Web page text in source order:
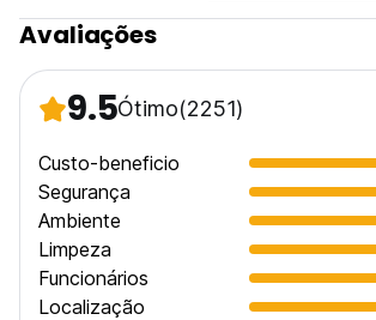
Avaliações
9.5Ótimo(2251)
Custo-beneficio
Segurança
Ambiente
Limpeza
Funcionários
Localização